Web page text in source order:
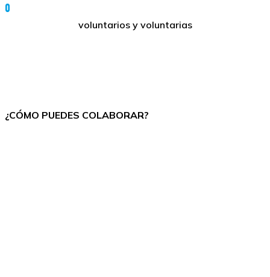
0
voluntarios y voluntarias
¿CÓMO PUEDES COLABORAR?